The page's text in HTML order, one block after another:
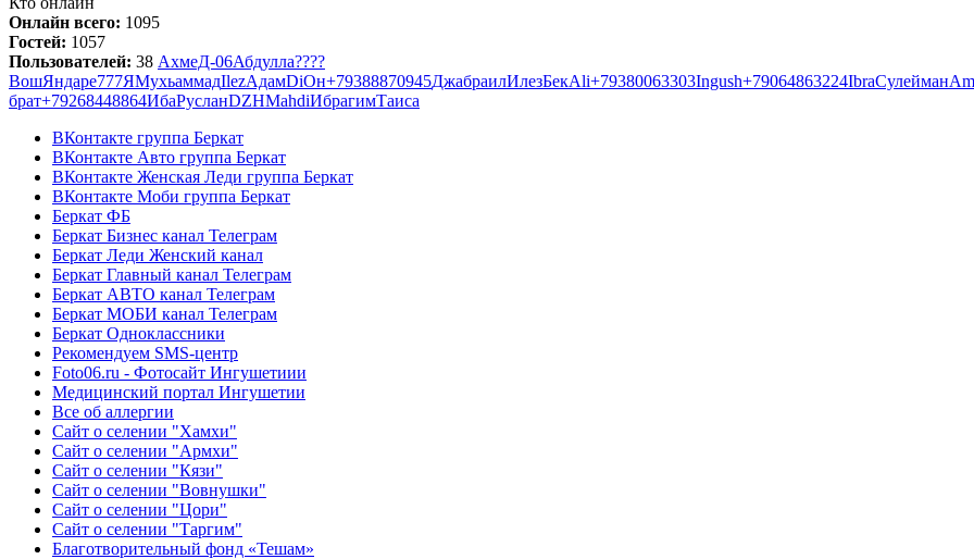
Онлайн всего: 1095
Гостей: 1057
Пользователей: 38 АхмеД-06Абдулла????
ВошЯндаре777ЯМухьаммадIlezАдамDiОн+79388870945ДжабраилИлезБекAli+79380063303Ingush+79064863224IbraСулейман
брат+79268448864ИбаРусланDZHMahdiИбрагимТаиса
ВКонтакте группа Беркат
ВКонтакте Авто группа Беркат
ВКонтакте Женская Леди группа Беркат
ВКонтакте Моби группа Беркат
Беркат ФБ
Беркат Бизнес канал Телеграм
Беркат Леди Женский канал
Беркат Главный канал Телеграм
Беркат АВТО канал Телеграм
Беркат МОБИ канал Телеграм
Беркат Одноклассники
Рекомендуем SMS-центр
Foto06.ru - Фотосайт Ингушетиии
Медицинский портал Ингушетии
Все об аллергии
Сайт о селении "Хамхи"
Сайт о селении "Армхи"
Сайт о селении "Кязи"
Сайт о селении "Вовнушки"
Сайт о селении "Цори"
Сайт о селении "Таргим"
Благотворительный фонд «Тешам»